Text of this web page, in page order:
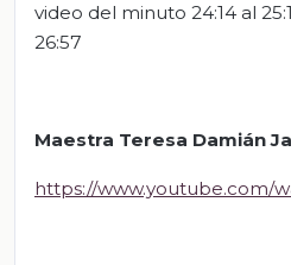
video del minuto 24:14 al
26:57
Maestra Teresa Damián
https://www.youtube.com/